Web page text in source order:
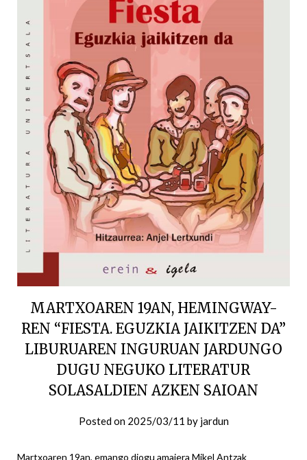
MARTXOAREN 19AN, HEMINGWAY-
REN “FIESTA. EGUZKIA JAIKITZEN DA”
LIBURUAREN INGURUAN JARDUNGO
DUGU NEGUKO LITERATUR
SOLASALDIEN AZKEN SAIOAN
Posted on 2025/03/11 by jardun
Martxoaren 19an, emango diogu amaiera Mikel Antzak